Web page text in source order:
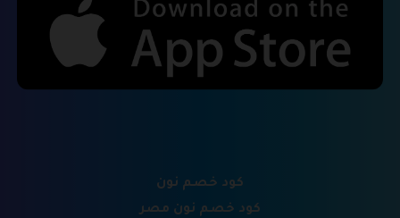
كود خصم نون
كود خصم نون مصر